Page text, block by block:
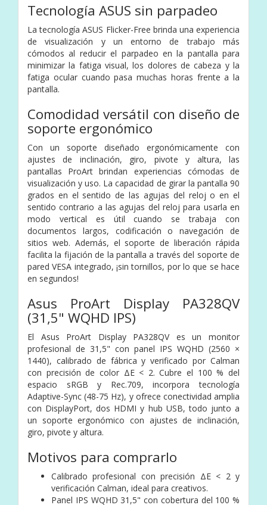
Tecnología ASUS sin parpadeo
La tecnología ASUS Flicker-Free brinda una experiencia
de visualización y un entorno de trabajo más
cómodos al reducir el parpadeo en la pantalla para
minimizar la fatiga visual, los dolores de cabeza y la
fatiga ocular cuando pasa muchas horas frente a la
pantalla.
Comodidad versátil con diseño de
soporte ergonómico
Con un soporte diseñado ergonómicamente con
ajustes de inclinación, giro, pivote y altura, las
pantallas ProArt brindan experiencias cómodas de
visualización y uso. La capacidad de girar la pantalla 90
grados en el sentido de las agujas del reloj o en el
sentido contrario a las agujas del reloj para usarla en
modo vertical es útil cuando se trabaja con
documentos largos, codificación o navegación de
sitios web. Además, el soporte de liberación rápida
facilita la fijación de la pantalla a través del soporte de
pared VESA integrado, ¡sin tornillos, por lo que se hace
en segundos!
Asus ProArt Display PA328QV
(31,5" WQHD IPS)
El Asus ProArt Display PA328QV es un monitor
profesional de 31,5" con panel IPS WQHD (2560 ×
1440), calibrado de fábrica y verificado por Calman
con precisión de color ΔE < 2. Cubre el 100 % del
espacio sRGB y Rec.709, incorpora tecnología
Adaptive-Sync (48-75 Hz), y ofrece conectividad amplia
con DisplayPort, dos HDMI y hub USB, todo junto a
un soporte ergonómico con ajustes de inclinación,
giro, pivote y altura.
Motivos para comprarlo
Calibrado profesional con precisión ΔE < 2 y
verificación Calman, ideal para creativos.
Panel IPS WQHD 31,5" con cobertura del 100 %